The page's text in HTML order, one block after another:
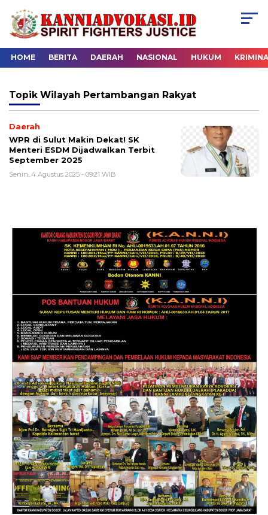
HOME BERITA DAERAH NASIONAL HUKUM
Topik Wilayah Pertambangan Rakyat
Daerah
WPR di Sulut Makin Dekat! SK
Menteri ESDM Dijadwalkan Terbit
September 2025
Senin, 4 Agustus 2025 - 09:21 WIB